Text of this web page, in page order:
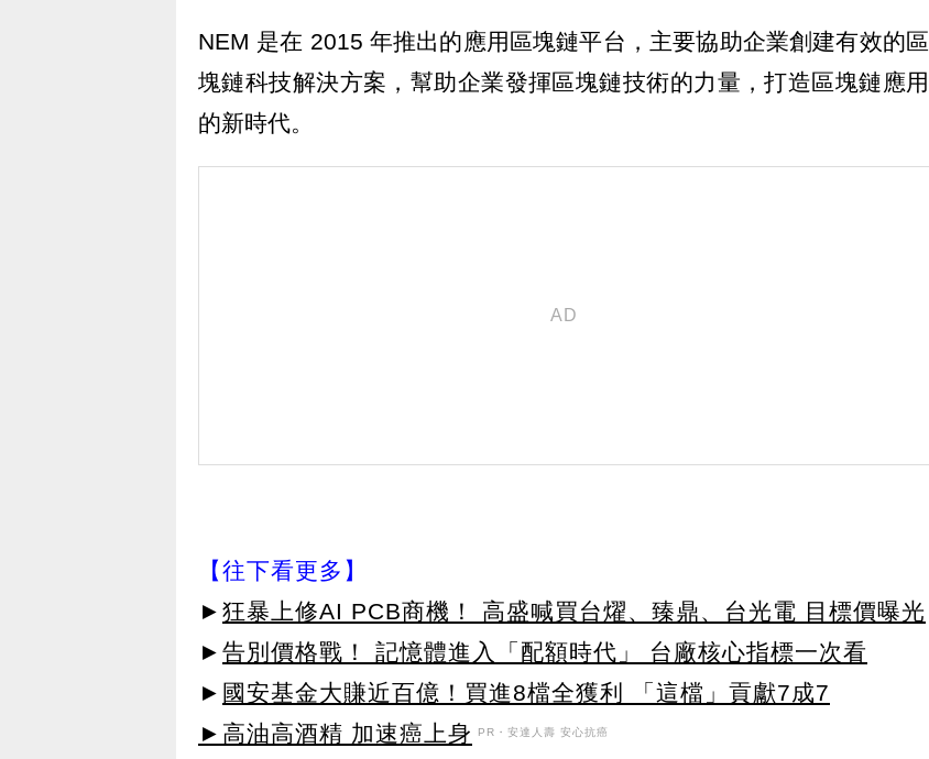
NEM 是在 2015 年推出的應用區塊鏈平台，主要協助企業創建有效的區
塊鏈科技解決方案，幫助企業發揮區塊鏈技術的力量，打造區塊鏈應用
的新時代。
【往下看更多】
► 狂暴上修AI PCB商機！ 高盛喊買台燿、臻鼎、台光電 目標價曝光
► 告別價格戰！ 記憶體進入「配額時代」 台廠核心指標一次看
► 國安基金大賺近百億！買進8檔全獲利 「這檔」貢獻7成7
►高油高酒精 加速癌上身
PR・安達人壽 安心抗癌